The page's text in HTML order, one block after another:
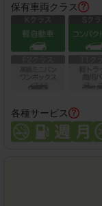
保有車両クラス
各種サービス